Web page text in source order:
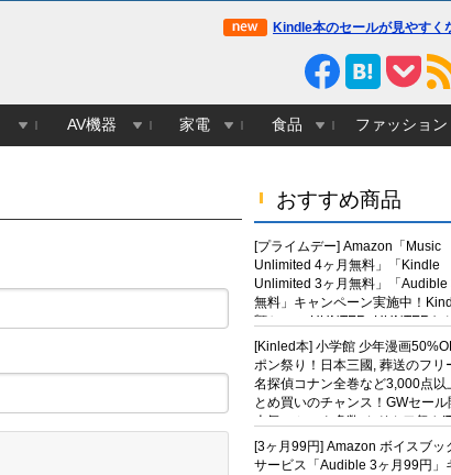
Kindle本のセールが見やすく
AV機器 家電 食品 ファッション
おすすめ商品
[プライムデー] Amazon「Music
Unlimited 4ヶ月無料」「Kindle
Unlimited 3ヶ月無料」「Audible
無料」キャンペーン実施中！
額セール HUNTER×HUNTERな
社、無職転生,幼女戦記など
KADOKAWA、キャプテン翼100
ルも！
[Kinled本] 小学館 少年漫画
ポン祭り！日本三國, 葬送のフリ
名探偵コナン全巻など3,000点以
とめ買いのチャンス！GWセール
人気コミック多数 カドカワ祭や
がセールに！
[3ヶ月99円] Amazon ボイスブッ
サービス「Audible 3ヶ月99円」